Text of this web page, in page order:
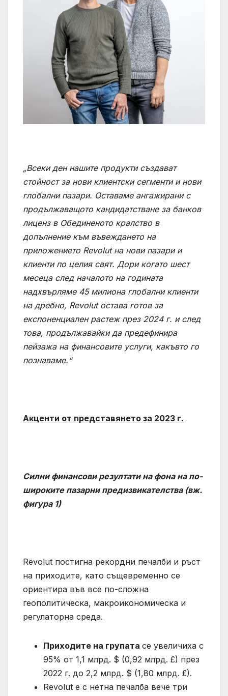
„Всеки ден нашите продукти създават
стойност за нови клиентски сегменти и нови
глобални пазари. Оставаме ангажирани с
продължаващото кандидатстване за банков
лиценз в Обединеното кралство в
допълнение към въвеждането на
приложението Revolut на нови пазари и
клиенти по целия свят. Дори когато шест
месеца след началото на годината
надхвърляме 45 милиона глобални клиенти
на дребно, Revolut остава готов за
експоненциален растеж през 2024 г. и след
това, продължавайки да предефинира
пейзажа на финансовите услуги, какъвто го
познаваме.“
Акценти от представянето за 2023 г.
Силни финансови резултати на фона на по-
широките пазарни предизвикателства (вж.
фигура 1)
Revolut постигна рекордни печалби и ръст
на приходите, като същевременно се
ориентира във все по-сложна
геополитическа, макроикономическа и
регулаторна среда.
Приходите на групата се увеличиха с
95% от 1,1 млрд. $ (0,92 млрд. £) през
2022 г. до 2,2 млрд. $ (1,80 млрд. £).
Revolut е с нетна печалба вече три